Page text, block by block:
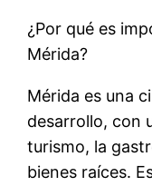
¿Por qué es
Mérida?
Mérida es una
desarrollo, con
turismo, la
bienes raíces.